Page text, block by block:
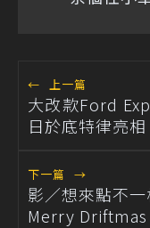
← 上一篇
大改款Ford
日於底特律亮相
下一篇 →
影／想來點不
Merry Driftmas